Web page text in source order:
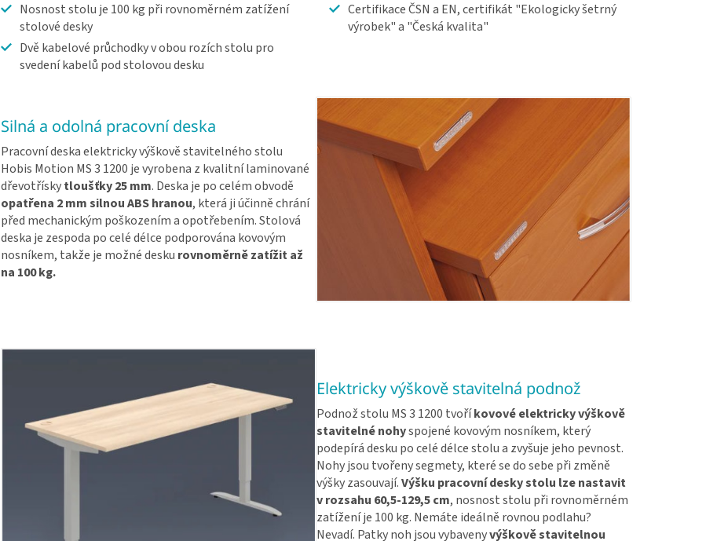
Nosnost stolu je 100 kg při rovnoměrném zatížení
stolové desky
Dvě kabelové průchodky v obou rozích stolu pro
svedení kabelů pod stolovou desku
Certifikace ČSN a EN, certifikát "Ekologicky šetrný
výrobek" a "Česká kvalita"
Silná a odolná pracovní deska
Pracovní deska elektricky výškově stavitelného stolu
Hobis Motion MS 3 1200 je vyrobena z kvalitní laminované
dřevotřískytloušťky 25 mm. Deska je po celém obvodě
opatřena 2 mm silnou ABS hranou, která ji účinně chrání
před mechanickým poškozením a opotřebením. Stolová
deska je zespoda po celé délce podporována kovovým
nosníkem, takže je možné desku rovnoměrně zatížit až
na 100 kg.
Elektricky výškově stavitelná podnož
Podnož stolu MS 3 1200 tvoříkovové elektricky výškově
stavitelné nohyspojené kovovým nosníkem, který
podepírá desku po celé délce stolu a zvyšuje jeho pevnost.
Nohy jsou tvořeny segmety, které se do sebe při změně
výšky zasouvají.Výšku pracovní desky stolu lze nastavit
v rozsahu 60,5-129,5 cm, nosnost stolu při rovnoměrném
zatížení je 100 kg. Nemáte ideálně rovnou podlahu?
Nevadí. Patky noh jsou vybavenyvýškově stavitelnou